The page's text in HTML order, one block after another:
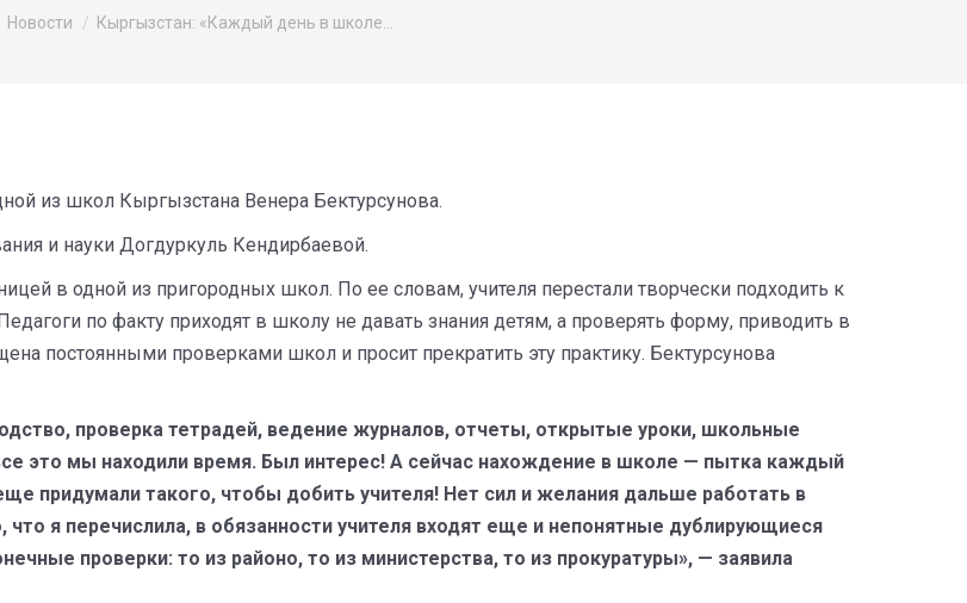
Новости Кыргызстан: «Каждый день в школе…
из школ Кыргызстана Венера Бектурсунова.
и науки Догдуркуль Кендирбаевой.
в одной из пригородных школ. По ее словам, учителя перестали творчески подходить к
по факту приходят в школу не давать знания детям, а проверять форму, приводить в
постоянными проверками школ и просит прекратить эту практику. Бектурсунова
проверка тетрадей, ведение журналов, отчеты, открытые уроки, школьные
это мы находили время. Был интерес! А сейчас нахождение в школе — пытка каждый
придумали такого, чтобы добить учителя! Нет сил и желания дальше работать в
я перечислила, в обязанности учителя входят еще и непонятные дублирующиеся
проверки: то из районо, то из министерства, то из прокуратуры», — заявила